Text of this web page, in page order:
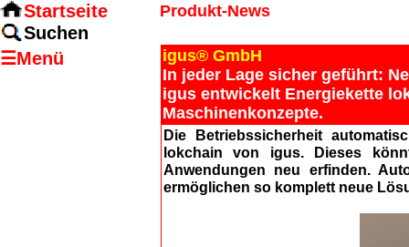
Produkt-News
igus® GmbH
In jeder Lage sicher geführt:
igus entwickelt Energiekette
Maschinenkonzepte.
Die Betriebssicherheit
lokchain von igus. Dieses
Anwendungen neu erfinden.
ermöglichen so komplett neue
Startseite
Suchen
☰Menü